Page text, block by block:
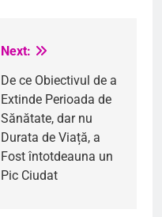
Next:
De ce Obiectivul de a
Extinde Perioada de
Sănătate, dar nu
Durata de Viață, a
Fost întotdeauna un
Pic Ciudat